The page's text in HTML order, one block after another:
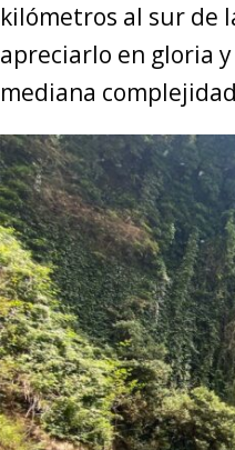
kilómetros al sur de
apreciarlo en gloria
mediana